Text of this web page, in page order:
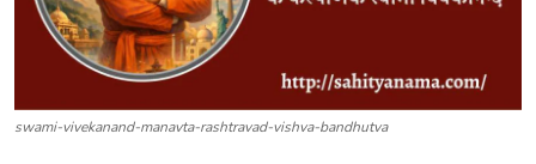
शायरी
swami-vivekanand-manavta-rashtravad-vishva-bandhutva